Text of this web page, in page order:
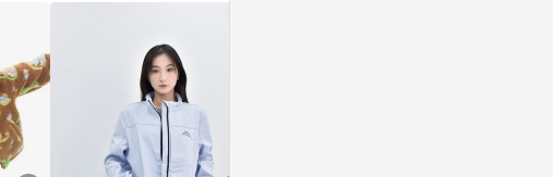
符，以銷售網頁標示為
)以上進行申訴，恕無法
商品與使用條件請依點數